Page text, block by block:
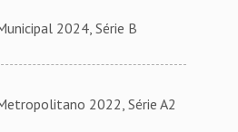
2024, Série B
2022, Série A2